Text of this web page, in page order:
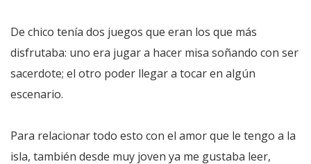
De chico tenía dos juegos que eran los que más
disfrutaba: uno era jugar a hacer misa soñando con ser
sacerdote; el otro poder llegar a tocar en algún
escenario.
Para relacionar todo esto con el amor que le tengo a la
isla, también desde muy joven ya me gustaba leer,